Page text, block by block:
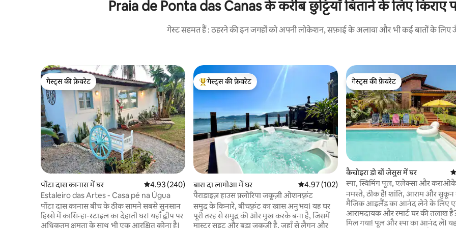
Praia de Ponta das Canas के करीब छुट्टियाँ बिताने के लिए किराए
गेस्ट सहमत हैं : ठहरने की इन जगहों को अपनी लोकेशन, सफ़ाई के अलावा और भी कई बातों के लिए
गेस्ट्स की फ़ेवरेट
गेस्ट्स की फ़ेवरेट
पोंटा दास कानास में घर औसत रेटिंग 5 में से 4.93, 240 समीक्षाएँ
4.93 (240)
Estaleiro das Artes - Casa pé na Úgua
पोंटा दास कानास बीच के ठीक सामने सबसे सुनसान
हिस्से में कासिन्हा-स्टाइल का देहाती घर। यहाँ द्वीप पर
अधिकतम क्षमता के साथ भी एक आरक्षित कोना है।
गेस्ट्स का टॉप फ़ेवरेट
गेस्ट्स की फ़ेवरेट
बारा दा लागोआ में घर औसत रेटिंग 5 में से 4.97, 102 समीक्षाएँ
4.97 (102)
पैराडाइज़ हाउस फ़्लोरिपा जकूज़ी ओशनफ़्रंट
समुद्र के किनारे, बीचफ़्रंट का खास अनुभव। यह घर
पूरी तरह से समुद्र की ओर मुख करके बना है, जिसमें
मास्टर सुइट और बड़ा जकूज़ी है, जहाँ से लैगून और
गेस्ट्स की फ़ेवरेट
गेस्ट्स की फ़ेवरेट
कैचोइरा डो बों जेसुस में घर
स्पा, स्विमिंग पूल, एलेक्सा और कराओके
घर
नमस्ते, ठीक है! शांति, आराम और
मैजिक आइलैंड का आनंद लेने के लिए
आरामदायक और स्मार्ट घर की तलाश
मिल गया! पूल और स्पा का आनंद लें।